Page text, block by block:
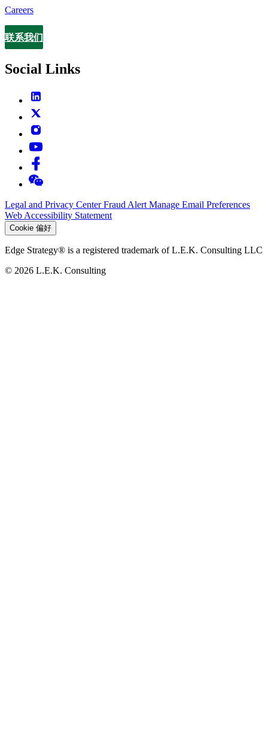
Careers
Contact
联系我们
Social Links
Legal and Privacy CenterFraud Alert Manage Email Preferences
Web Accessibility Statement
Cookie 偏好
Edge Strategy® is a registered trademark of L.E.K. Consulting LLC
© 2026 L.E.K. Consulting